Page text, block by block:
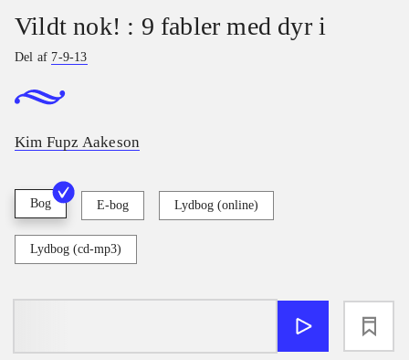
Vildt nok! : 9 fabler med dyr i
Del af 7-9-13
Kim Fupz Aakeson
Bog E-bog Lydbog (online)
Lydbog (cd-mp3)